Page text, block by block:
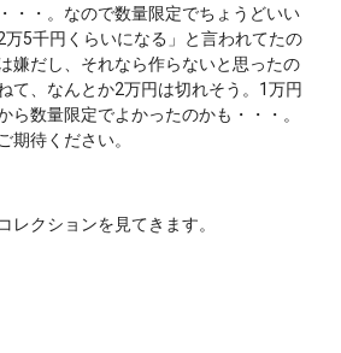
・・。なので数量限定でちょうどいい
5千円くらいになる」と言われてたの
嫌だし、それなら作らないと思ったの
て、なんとか2万円は切れそう。1万円
ら数量限定でよかったのかも・・・。
期待ください。
レクションを見てきます。